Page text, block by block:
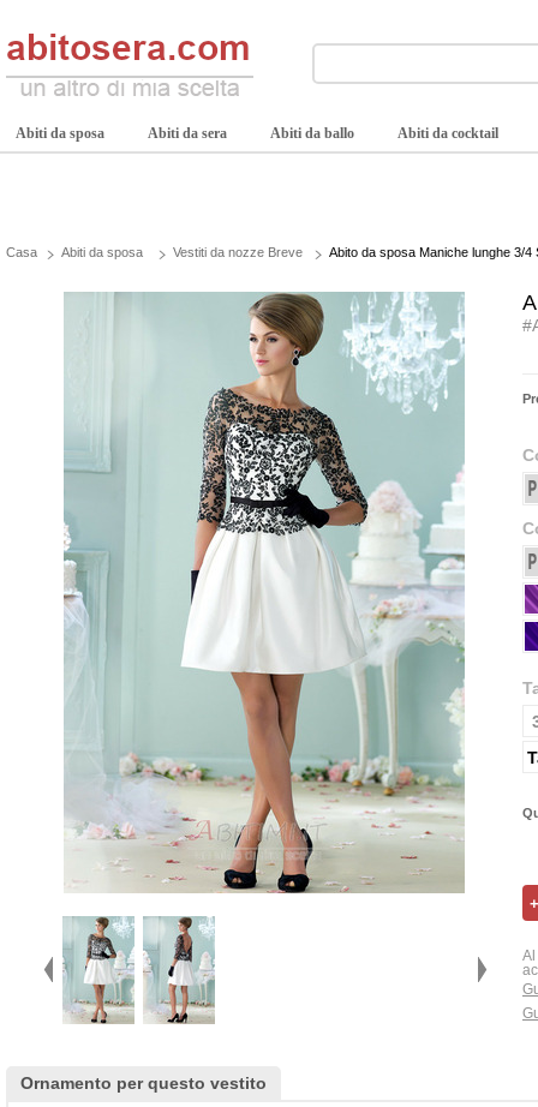
Abiti da sposa Abiti da sera Abiti da ballo Abiti da cocktail
Casa Abiti da sposa Vestiti da nozze Breve Abito da sposa Maniche lunghe 3/4
Al
Ornamento per questo vestito